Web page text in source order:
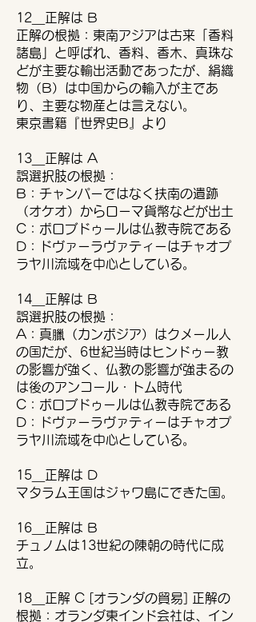
12＿正解は B
正解の根拠：東南アジアは古来「香料
諸島」と呼ばれ、香料、香木、真珠な
どが主要な輸出活動であったが、絹織
物（B）は中国からの輸入が主であ
り、主要な物産とは言えない。
東京書籍『世界史B』より
13＿正解は A
誤選択肢の根拠：
B：チャンパーではなく扶南の遺跡
（オケオ）からローマ貨幣などが出土
C：ボロブドゥールは仏教寺院である
D：ドヴァーラヴァティーはチャオプ
ラヤ川流域を中心としている。
14＿正解は B
誤選択肢の根拠：
A：真臘（カンボジア）はクメール人
の国だが、6世紀当時はヒンドゥー教
の影響が強く、仏教の影響が強まるの
は後のアンコール・トム時代
C：ボロブドゥールは仏教寺院である
D：ドヴァーラヴァティーはチャオプ
ラヤ川流域を中心としている。
15＿正解は D
マタラム王国はジャワ島にできた国。
16＿正解は B
チュノムは13世紀の陳朝の時代に成
立。
18＿正解 C [オランダの貿易] 正解の
根拠：オランダ東インド会社は、イン